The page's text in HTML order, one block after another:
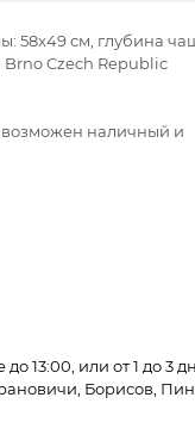
58x49 см, глубина
Brno Czech Republic
возможен наличный и
13:00, или от 1 до 3
Борисов,